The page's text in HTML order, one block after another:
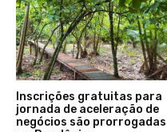
Inscrições gratuitas para
jornada de aceleração de
negócios são prorrogadas